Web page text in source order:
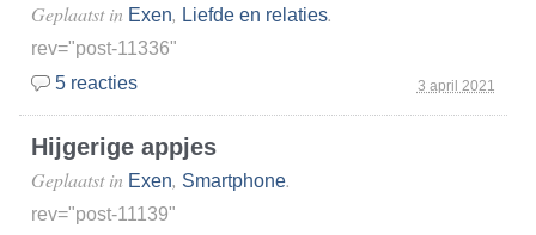
3 april 2021
Geplaatst in Exen, Liefde en relaties.
rev="post-11336"
5 reacties
Hijgerige appjes
Geplaatst in Exen, Smartphone.
rev="post-11139"